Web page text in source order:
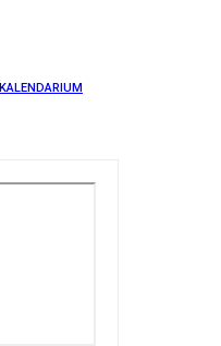
KALENDARIUM